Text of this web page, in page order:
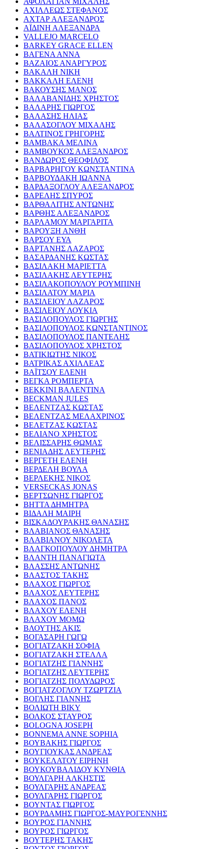
ΑΧΙΛΛΕΩΣ ΣΤΕΦΑΝΟΣ
ΑΧΤΑΡ ΑΛΕΞΑΝΔΡΟΣ
ΑΪΔΙΝΗ ΑΛΕΞΑΝΔΡΑ
VALLEJO MARCELO
BARKEY GRACE ELLEN
ΒΑΓΕΝΑ ΑΝΝΑ
ΒΑΖΑΙΟΣ ΑΝΑΡΓΥΡΟΣ
ΒΑΚΑΛΗ ΝΙΚΗ
ΒΑΚΚΑΛΗ ΕΛΕΝΗ
ΒΑΚΟΥΣΗΣ ΜΑΝΟΣ
ΒΑΛΑΒΑΝΙΔΗΣ ΧΡΗΣΤΟΣ
ΒΑΛΑΡΗΣ ΓΙΩΡΓΟΣ
ΒΑΛΑΣΗΣ ΗΛΙΑΣ
ΒΑΛΑΣΟΓΛΟΥ ΜΙΧΑΛΗΣ
ΒΑΛΤΙΝΟΣ ΓΡΗΓΟΡΗΣ
ΒΑΜΒΑΚΑ ΜΕΛΙΝΑ
ΒΑΜΒΟΥΚΟΣ ΑΛΕΞΑΝΔΡΟΣ
ΒΑΝΔΩΡΟΣ ΘΕΟΦΙΛΟΣ
ΒΑΡΒΑΡΗΓΟΥ ΚΩΝΣΤΑΝΤΙΝΑ
ΒΑΡΒΟΥΔΑΚΗ ΙΩΑΝΝΑ
ΒΑΡΔΑΞΟΓΛΟΥ ΑΛΕΞΑΝΔΡΟΣ
ΒΑΡΕΛΗΣ ΣΠΥΡΟΣ
ΒΑΡΘΑΛΙΤΗΣ ΑΝΤΩΝΗΣ
ΒΑΡΘΗΣ ΑΛΕΞΑΝΔΡΟΣ
ΒΑΡΛΑΜΟΥ ΜΑΡΓΑΡΙΤΑ
ΒΑΡΟΥΞΗ ΑΝΘΗ
ΒΑΡΣΟΥ ΕΥΑ
ΒΑΡΤΑΝΗΣ ΛΑΖΑΡΟΣ
ΒΑΣΑΡΔΑΝΗΣ ΚΩΣΤΑΣ
ΒΑΣΙΛΑΚΗ ΜΑΡΙΕΤΤΑ
ΒΑΣΙΛΑΚΗΣ ΛΕΥΤΕΡΗΣ
ΒΑΣΙΛΑΚΟΠΟΥΛΟΥ ΡΟΥΜΠΙΝΗ
ΒΑΣΙΛΑΤΟΥ ΜΑΡΙΑ
ΒΑΣΙΛΕΙΟΥ ΛΑΖΑΡΟΣ
ΒΑΣΙΛΕΙΟΥ ΛΟΥΚΙΑ
ΒΑΣΙΛΟΠΟΥΛΟΣ ΓΙΩΡΓΗΣ
ΒΑΣΙΛΟΠΟΥΛΟΣ ΚΩΝΣΤΑΝΤΙΝΟΣ
ΒΑΣΙΛΟΠΟΥΛΟΣ ΠΑΝΤΕΛΗΣ
ΒΑΣΙΛΟΠΟΥΛΟΣ ΧΡΗΣΤΟΣ
ΒΑΤΙΚΙΩΤΗΣ ΝΙΚΟΣ
ΒΑΤΡΙΚΑΣ ΑΧΙΛΛΕΑΣ
ΒΑΪΤΣΟΥ ΕΛΕΝΗ
ΒΕΓΚΑ ΡΟΜΠΕΡΤΑ
ΒΕΚΚΙΝΙ ΒΑΛΕΝΤΙΝΑ
BECKMAN JULES
ΒΕΛΕΝΤΖΑΣ ΚΩΣΤΑΣ
ΒΕΛΕΝΤΖΑΣ ΜΕΛΑΧΡΙΝΟΣ
ΒΕΛΕΤΖΑΣ ΚΩΣΤΑΣ
ΒΕΛΙΑΝΟ ΧΡΗΣΤΟΣ
ΒΕΛΙΣΣΑΡΗΣ ΘΩΜΑΣ
ΒΕΝΙΑΔΗΣ ΛΕΥΤΕΡΗΣ
ΒΕΡΓΕΤΗ ΕΛΕΝΗ
ΒΕΡΔΕΛΗ ΒΟΥΛΑ
ΒΕΡΛΕΚΗΣ ΝΙΚΟΣ
VERSECKAS JONAS
ΒΕΡΤΣΩΝΗΣ ΓΙΩΡΓΟΣ
ΒΗΤΤΑ ΔΗΜΗΤΡΑ
ΒΙΔΑΛΗ ΜΑΙΡΗ
ΒΙΣΚΑΔΟΥΡΑΚΗΣ ΘΑΝΑΣΗΣ
ΒΛΑΒΙΑΝΟΣ ΘΑΝΑΣΗΣ
ΒΛΑΒΙΑΝΟΥ ΝΙΚΟΛΕΤΑ
ΒΛΑΓΚΟΠΟΥΛΟΥ ΔΗΜΗΤΡΑ
ΒΛΑΝΤΗ ΠΑΝΑΓΙΩΤΑ
ΒΛΑΣΣΗΣ ΑΝΤΩΝΗΣ
ΒΛΑΣΤΟΣ ΤΑΚΗΣ
ΒΛΑΧΟΣ ΓΙΩΡΓΟΣ
ΒΛΑΧΟΣ ΛΕΥΤΕΡΗΣ
ΒΛΑΧΟΣ ΠΑΝΟΣ
ΒΛΑΧΟΥ ΕΛΕΝΗ
ΒΛΑΧΟΥ ΜΟΜΩ
ΒΛΟΥΤΗΣ ΑΚΙΣ
ΒΟΓΑΣΑΡΗ ΓΩΓΩ
ΒΟΓΙΑΤΖΑΚΗ ΣΟΦΙΑ
ΒΟΓΙΑΤΖΑΚΗ ΣΤΕΛΛΑ
ΒΟΓΙΑΤΖΗΣ ΓΙΑΝΝΗΣ
ΒΟΓΙΑΤΖΗΣ ΛΕΥΤΕΡΗΣ
ΒΟΓΙΑΤΖΗΣ ΠΟΛΥΔΩΡΟΣ
ΒΟΓΙΑΤΖΟΓΛΟΥ ΤΖΩΡΤΖΙΑ
ΒΟΓΛΗΣ ΓΙΑΝΝΗΣ
ΒΟΛΙΩΤΗ ΒΙΚΥ
ΒΟΛΚΟΣ ΣΤΑΥΡΟΣ
BOLOGNA JOSEPH
BONNEMA ANNE SOPHIA
ΒΟΥΒΑΚΗΣ ΓΙΩΡΓΟΣ
ΒΟΥΓΙΟΥΚΑΣ ΑΝΔΡΕΑΣ
ΒΟΥΚΕΛΑΤΟΥ ΕΙΡΗΝΗ
ΒΟΥΚΟΥΒΑΛΙΔΟΥ ΚΥΝΘΙΑ
ΒΟΥΛΓΑΡΗ ΑΛΚΗΣΤΙΣ
ΒΟΥΛΓΑΡΗΣ ΑΝΔΡΕΑΣ
ΒΟΥΛΓΑΡΗΣ ΓΙΩΡΓΟΣ
ΒΟΥΝΤΑΣ ΓΙΩΡΓΟΣ
ΒΟΥΡΔΑΜΗΣ ΓΙΩΡΓΟΣ-ΜΑΥΡΟΓΕΝΝΗΣ
ΒΟΥΡΟΣ ΓΙΑΝΝΗΣ
ΒΟΥΡΟΣ ΓΙΩΡΓΟΣ
ΒΟΥΤΕΡΗΣ ΤΑΚΗΣ